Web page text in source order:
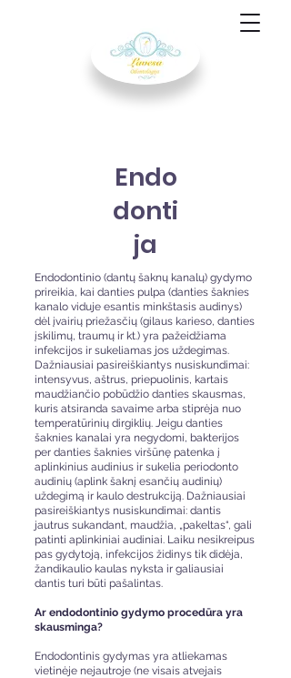
Endo
donti
ja
Endodontinio (dantų šaknų kanalų) gydymo
prireikia, kai danties pulpa (danties šaknies
kanalo viduje esantis minkštasis audinys)
dėl įvairių priežasčių (gilaus karieso, danties
įskilimų, traumų ir kt.) yra pažeidžiama
infekcijos ir sukeliamas jos uždegimas.
Dažniausiai pasireiškiantys nusiskundimai:
intensyvus, aštrus, priepuolinis, kartais
maudžiančio pobūdžio danties skausmas,
kuris atsiranda savaime arba stiprėja nuo
temperatūrinių dirgiklių. Jeigu danties
šaknies kanalai yra negydomi, bakterijos
per danties šaknies viršūnę patenka į
aplinkinius audinius ir sukelia periodonto
audinių (aplink šaknį esančių audinių)
uždegimą ir kaulo destrukciją. Dažniausiai
pasireiškiantys nusiskundimai: dantis
jautrus sukandant, maudžia, „pakeltas“, gali
patinti aplinkiniai audiniai. Laiku nesikreipus
pas gydytoją, infekcijos židinys tik didėja,
žandikaulio kaulas nyksta ir galiausiai
dantis turi būti pašalintas.
Ar endodontinio gydymo procedūra yra
skausminga?
Endodontinis gydymas yra atliekamas
vietinėje nejautroje (ne visais atvejais